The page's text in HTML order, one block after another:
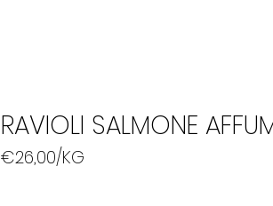
RAVIOLI SALMONE
€26,00/KG